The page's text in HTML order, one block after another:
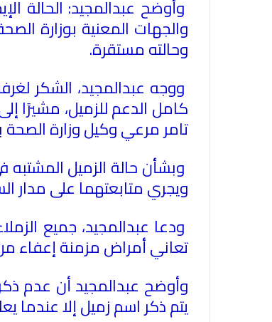
وأوضح عبدالمجيد: الحالة
والجهات المعنية بوزارة
وحالته مستقرة.
ووجه عبدالمجيد، الشكر
كامل الدعم للزميل، مشيرًا
تامر مرعي وكيل وزارة الصحة
وبشأن حالة الزميل المشتبه
ويجري متابعتهما على مدار
ودعا عبدالمجيد، جميع
تعاني أمراض مزمنة إعفاء من
وأوضح عبدالمجيد أن عدم
يتم ذكر اسم زميل إلا